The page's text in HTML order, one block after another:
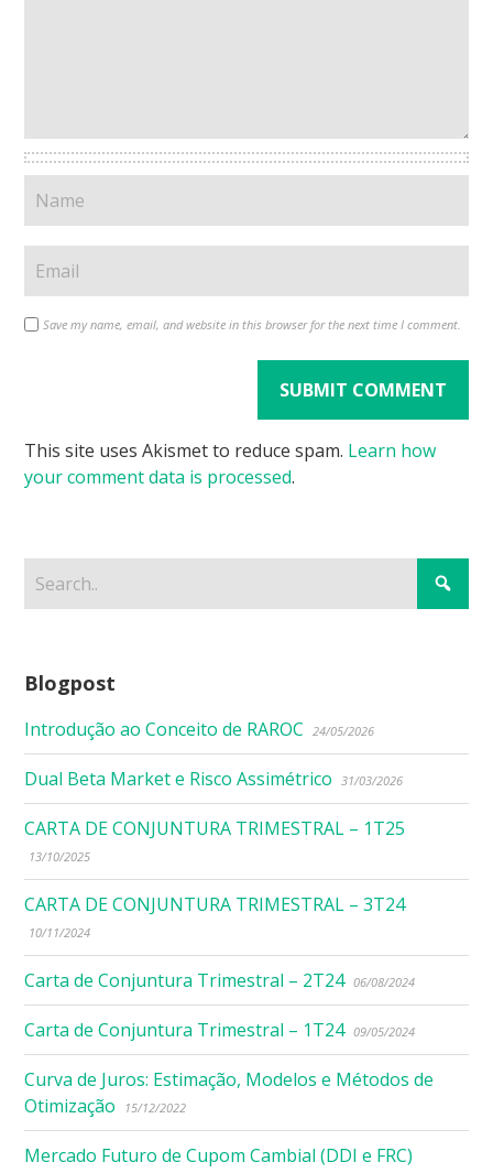
Save my name, email, and website in this browser for the next time I comment.
This site uses Akismet to reduce spam. Learn how
your comment data is processed.
Blogpost
Introdução ao Conceito de RAROC 24/05/2026
Dual Beta Market e Risco Assimétrico 31/03/2026
CARTA DE CONJUNTURA TRIMESTRAL – 1T25
13/10/2025
CARTA DE CONJUNTURA TRIMESTRAL – 3T24
10/11/2024
Carta de Conjuntura Trimestral – 2T24 06/08/2024
Carta de Conjuntura Trimestral – 1T24 09/05/2024
Curva de Juros: Estimação, Modelos e Métodos de
Otimização
15/12/2022
Mercado Futuro de Cupom Cambial (DDI e FRC)